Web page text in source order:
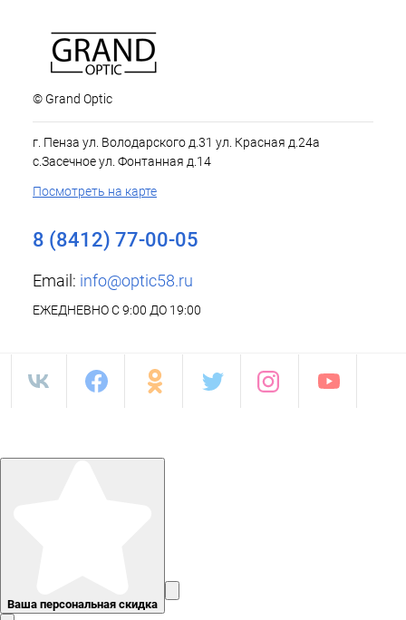
© Grand Optic
г. Пенза ул. Володарского д.31 ул. Красная д.24а
с.Засечное ул. Фонтанная д.14
Посмотреть на карте
8 (8412) 77-00-05
Email: info@optic58.ru
ЕЖЕДНЕВНО С 9:00 ДО 19:00
Ваша персональная скидка